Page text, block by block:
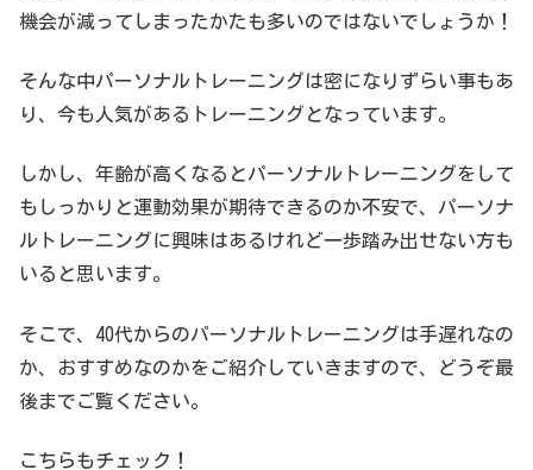
機会が減ってしまったかたも多いのではないでしょうか！
そんな中パーソナルトレーニングは密になりずらい事もあ
り、今も人気があるトレーニングとなっています。
しかし、年齢が高くなるとパーソナルトレーニングをして
もしっかりと運動効果が期待できるのか不安で、パーソナ
ルトレーニングに興味はあるけれど一歩踏み出せない方も
いると思います。
そこで、40代からのパーソナルトレーニングは手遅れなの
か、おすすめなのかをご紹介していきますので、どうぞ最
後までご覧ください。
こちらもチェック！